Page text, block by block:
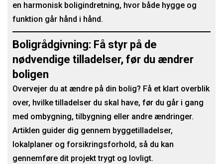
en harmonisk boligindretning, hvor både hygge og
funktion går hånd i hånd.
Boligrådgivning: Få styr på de
nødvendige tilladelser, før du ændrer
boligen
Overvejer du at ændre på din bolig? Få et klart overblik
over, hvilke tilladelser du skal have, før du går i gang
med ombygning, tilbygning eller andre ændringer.
Artiklen guider dig gennem byggetilladelser,
lokalplaner og forsikringsforhold, så du kan
gennemføre dit projekt trygt og lovligt.